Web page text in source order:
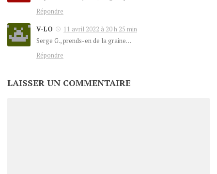
Répondre
V-LO
11 avril 2022 à 20 h 25 min
Serge G., prends-en de la graine…
Répondre
LAISSER UN COMMENTAIRE